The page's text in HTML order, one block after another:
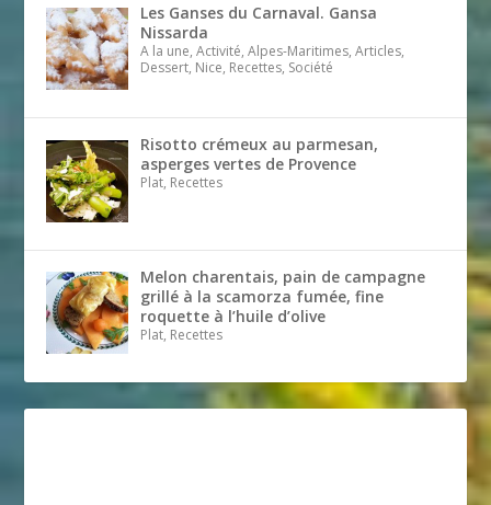
Les Ganses du Carnaval. Gansa
Nissarda
A la une, Activité, Alpes-Maritimes, Articles,
Dessert, Nice, Recettes, Société
Risotto crémeux au parmesan,
asperges vertes de Provence
Plat, Recettes
Melon charentais, pain de campagne
grillé à la scamorza fumée, fine
roquette à l’huile d’olive
Plat, Recettes